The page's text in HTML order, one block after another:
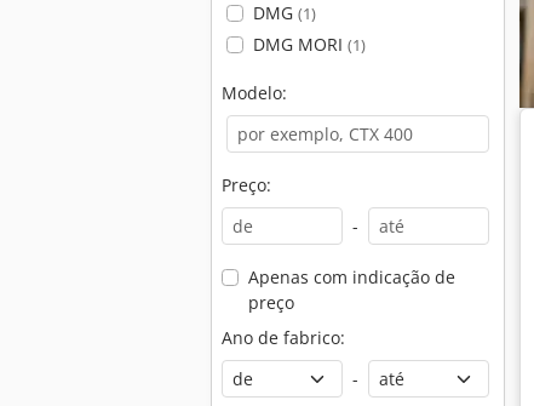
DMG (1)
DMG MORI (1)
Modelo:
Preço:
-
Apenas com indicação de
preço
Ano de fabrico:
-